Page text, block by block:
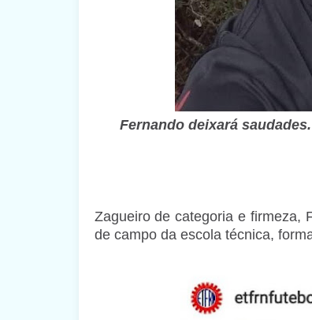
Fernando deixará
Zagueiro de categoria e firmeza,
de campo da escola técnica,